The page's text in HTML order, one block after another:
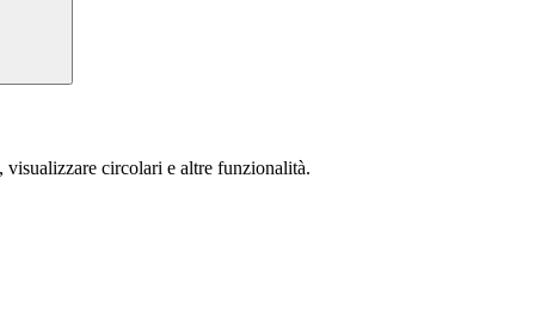
visualizzare circolari e altre funzionalità.